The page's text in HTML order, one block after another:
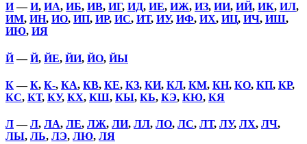
И—И, ИА, ИБ, ИВ, ИГ, ИД, ИЕ, ИЖ, ИЗ, ИИ, ИЙ, ИК, ИЛ,
ИМ, ИН, ИО, ИП, ИР, ИС, ИТ, ИУ, ИФ, ИХ, ИЦ, ИЧ, ИШ,
ИЮ, ИЯ
Й—Й, ЙЕ, ЙИ, ЙО, ЙЫ
К—К, К-, КА, КВ, КЕ, КЗ, КИ, КЛ, КМ, КН, КО, КП, КР,
КС, КТ, КУ, КХ, КШ, КЫ, КЬ, КЭ, КЮ, КЯ
Л—Л, ЛА, ЛЕ, ЛЖ, ЛИ, ЛЛ, ЛО, ЛС, ЛТ, ЛУ, ЛХ, ЛЧ,
ЛЫ, ЛЬ, ЛЭ, ЛЮ, ЛЯ